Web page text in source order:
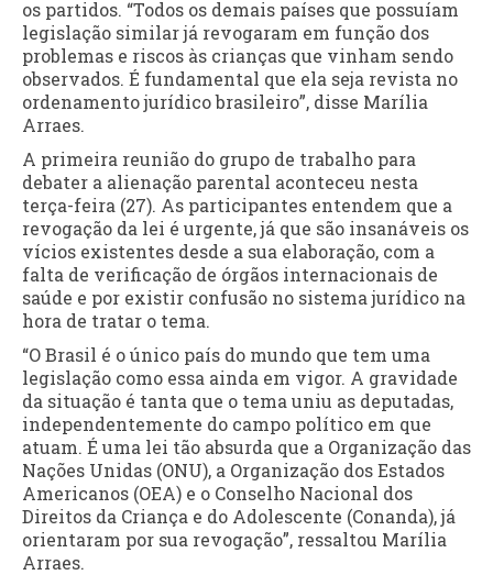
os partidos. “Todos os demais países que possuíam
legislação similar já revogaram em função dos
problemas e riscos às crianças que vinham sendo
observados. É fundamental que ela seja revista no
ordenamento jurídico brasileiro”, disse Marília
Arraes.
A primeira reunião do grupo de trabalho para
debater a alienação parental aconteceu nesta
terça-feira (27). As participantes entendem que a
revogação da lei é urgente, já que são insanáveis os
vícios existentes desde a sua elaboração, com a
falta de verificação de órgãos internacionais de
saúde e por existir confusão no sistema jurídico na
hora de tratar o tema.
“O Brasil é o único país do mundo que tem uma
legislação como essa ainda em vigor. A gravidade
da situação é tanta que o tema uniu as deputadas,
independentemente do campo político em que
atuam. É uma lei tão absurda que a Organização das
Nações Unidas (ONU), a Organização dos Estados
Americanos (OEA) e o Conselho Nacional dos
Direitos da Criança e do Adolescente (Conanda), já
orientaram por sua revogação”, ressaltou Marília
Arraes.